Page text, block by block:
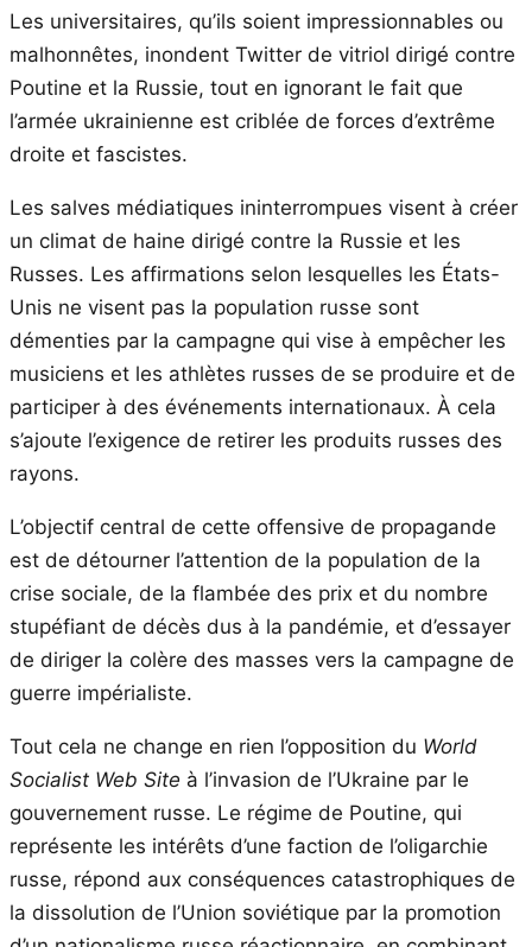
Les universitaires, qu’ils soient impressionnables ou
malhonnêtes, inondent Twitter de vitriol dirigé contre
Poutine et la Russie, tout en ignorant le fait que
l’armée ukrainienne est criblée de forces d’extrême
droite et fascistes.
Les salves médiatiques ininterrompues visent à créer
un climat de haine dirigé contre la Russie et les
Russes. Les affirmations selon lesquelles les États-
Unis ne visent pas la population russe sont
démenties par la campagne qui vise à empêcher les
musiciens et les athlètes russes de se produire et de
participer à des événements internationaux. À cela
s’ajoute l’exigence de retirer les produits russes des
rayons.
L’objectif central de cette offensive de propagande
est de détourner l’attention de la population de la
crise sociale, de la flambée des prix et du nombre
stupéfiant de décès dus à la pandémie, et d’essayer
de diriger la colère des masses vers la campagne de
guerre impérialiste.
Tout cela ne change en rien l’opposition du World
Socialist Web Site à l’invasion de l’Ukraine par le
gouvernement russe. Le régime de Poutine, qui
représente les intérêts d’une faction de l’oligarchie
russe, répond aux conséquences catastrophiques de
la dissolution de l’Union soviétique par la promotion